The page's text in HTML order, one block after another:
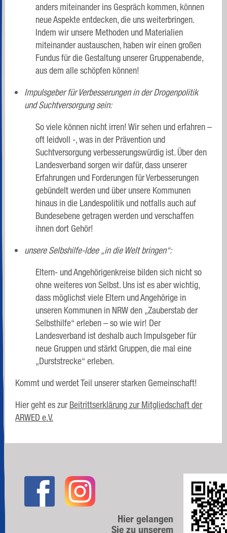
anders miteinander ins Gespräch kommen, können
neue Aspekte entdecken, die uns weiterbringen.
Indem wir unsere Methoden und Materialien
miteinander austauschen, haben wir einen großen
Fundus für die Gestaltung unserer Gruppenabende,
aus dem alle schöpfen können!
Impulsgeber für Verbesserungen in der Drogenpolitik
und Suchtversorgung sein:
So viele können nicht irren! Wir sehen und erfahren –
oft leidvoll -, was in der Prävention und
Suchtversorgung verbesserungswürdig ist. Über den
Landesverband sorgen wir dafür, dass unserer
Erfahrungen und Forderungen für Verbesserungen
gebündelt werden und über unsere Kommunen
hinaus in die Landespolitik und notfalls auch auf
Bundesebene getragen werden und verschaffen
ihnen dort Gehör!
unsere Selbshilfe-Idee „in die Welt bringen“:
Eltern- und Angehörigenkreise bilden sich nicht so
ohne weiteres von Selbst. Uns ist es aber wichtig,
dass möglichst viele Eltern und Angehörige in
unseren Kommunen in NRW den „Zauberstab der
Selbsthilfe“ erleben – so wie wir! Der
Landesverband ist deshalb auch Impulsgeber für
neue Gruppen und stärkt Gruppen, die mal eine
„Durststrecke“ erleben.
Kommt und werdet Teil unserer starken Gemeinschaft!
Hier geht es zurBeitrittserklärung zur Mitgliedschaft der
ARWED e.V.
Hier gelangen
Sie zu unserem